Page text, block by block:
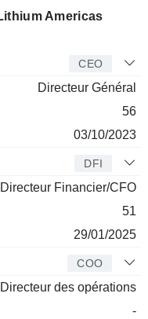
Americas
CEO
Directeur Général
56
03/10/2023
DFI
Directeur Financier/CFO
51
29/01/2025
COO
Directeur des opérations
-